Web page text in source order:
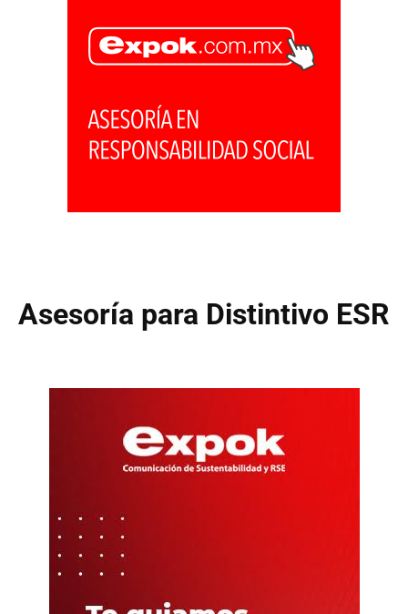
Asesoría para Distintivo ESR